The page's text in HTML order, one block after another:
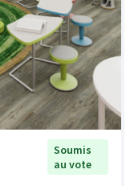
Soumis
au vote